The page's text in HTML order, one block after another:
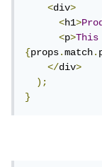
<div>
<h1>
<p>This
{props.match.
</div>
);
}